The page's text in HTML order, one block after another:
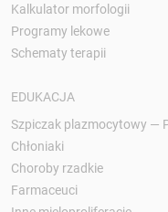
Kalkulator morfologii
Programy lekowe
Schematy terapii
EDUKACJA
Szpiczak plazmocytowy —
Chłoniaki
Choroby rzadkie
Farmaceuci